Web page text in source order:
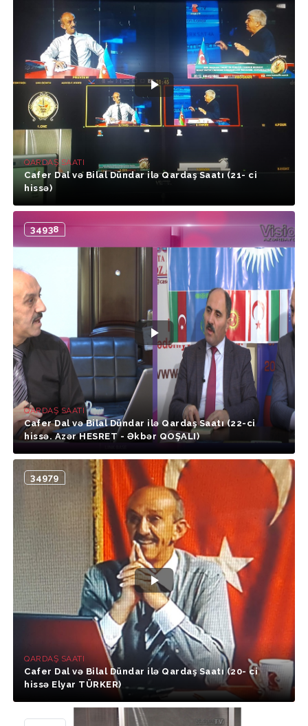
QARDAŞ SAATI
Cafer Dal və Bilal Dündar ilə Qardaş Saatı (21- ci
hissə)
34938
QARDAŞ SAATI
Cafer Dal və Bilal Dündar ilə Qardaş Saatı (22-ci
hissə. Azər HESRET - Əkbər QOŞALI)
34979
QARDAŞ SAATI
Cafer Dal və Bilal Dündar ilə Qardaş Saatı (20- ci
hissə Elyar TÜRKER)